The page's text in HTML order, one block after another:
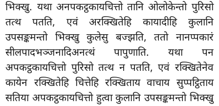
भिक्खु. यथा अनपकट्ठकायचित्तो तानि ओलोकेन्तो पुरिसो
तत्थ पतति, एवं अरक्खितेहि कायादीहि कुलानि
उपसङ्कमन्तो भिक्खु कुलेसु बज्झति, ततो नानप्पकारं
सीलपादभञ्जनादिअनत्थं पापुणाति. यथा पन
अपकट्ठकायचित्तो पुरिसो तत्थ न पतति, एवं रक्खितेनेव
कायेन रक्खितेहि चित्तेहि रक्खिताय वाचाय सुप्पट्ठिताय
सतिया अपकट्ठकायचित्तो हुत्वा कुलानि उपसङ्कमन्तो भिक्खु